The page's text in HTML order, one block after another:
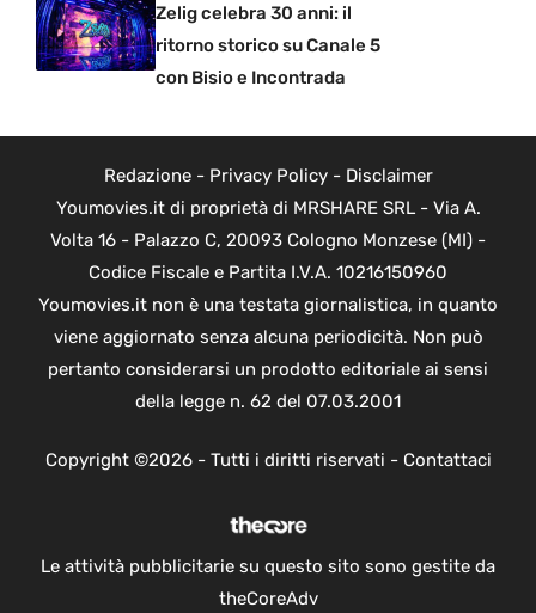
Zelig celebra 30 anni: il
ritorno storico su Canale 5
con Bisio e Incontrada
Redazione- Privacy Policy- Disclaimer
Youmovies.it di proprietà di MRSHARE SRL - Via A.
Volta 16 - Palazzo C, 20093 Cologno Monzese (MI) -
Codice Fiscale e Partita I.V.A. 10216150960
Youmovies.it non è una testata giornalistica, in quanto
viene aggiornato senza alcuna periodicità. Non può
pertanto considerarsi un prodotto editoriale ai sensi
della legge n. 62 del 07.03.2001
Copyright ©2026 - Tutti i diritti riservati - Contattaci
Le attività pubblicitarie su questo sito sono gestite da
theCoreAdv